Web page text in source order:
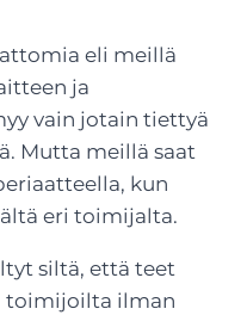
eli meillä
ja
vain jotain tiettyä
Mutta meillä saat
kun
eri toimijalta.
siltä, että teet
toimijoilta ilman